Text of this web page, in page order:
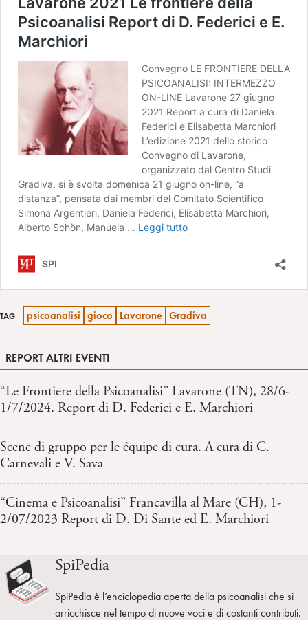
TAG psicoanalisi gioco Lavarone Gradiva
REPORT ALTRI EVENTI
“Le Frontiere della Psicoanalisi” Lavarone (TN), 28/6-
1/7/2024. Report di D. Federici e E. Marchiori
Scene di gruppo per le équipe di cura. A cura di C.
Carnevali e V. Sava
“Cinema e Psicoanalisi” Francavilla al Mare (CH), 1-
2/07/2023 Report di D. Di Sante ed E. Marchiori
SpiPedia
SpiPedia è l’enciclopedia aperta della psicoanalisi che si
arricchisce nel tempo di nuove voci e di costanti contributi.